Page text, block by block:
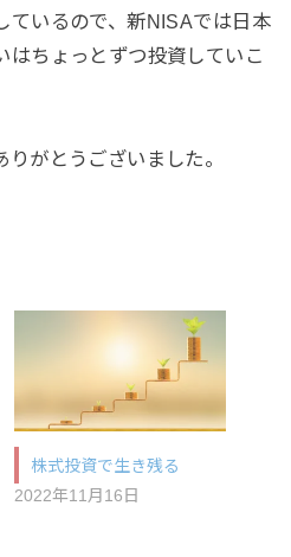
ているので、新NISAでは日本
はちょっとずつ投資していこ
がとうございました。
株式投資で生き残る
2022年11月16日